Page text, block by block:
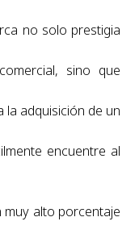
no solo prestigia
sino que
la adquisición de un
encuentre al
muy alto porcentaje